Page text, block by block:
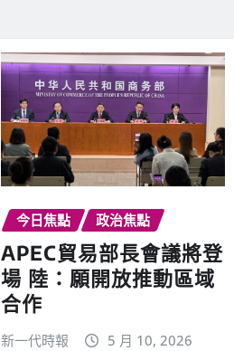
今日焦點 政治焦點
APEC貿易部長會議將登
場 陸：願開放推動區域
合作
新一代時報 5 月 10, 2026